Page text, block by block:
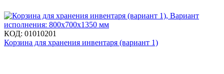
КОД: 01010201
Корзина для хранения инвентаря (вариант 1)